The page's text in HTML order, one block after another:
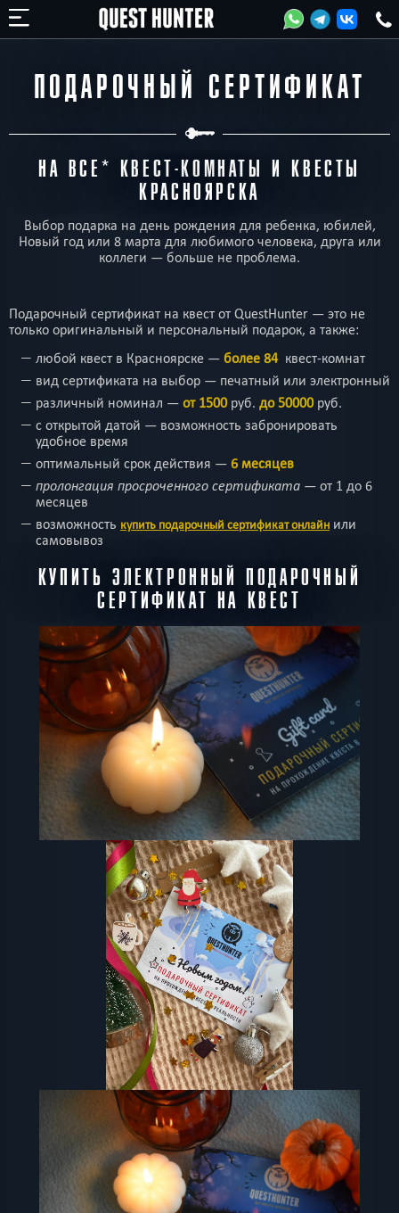
ПОДАРОЧНЫЙ СЕРТИФИКАТ
НА ВСЕ* КВЕСТ-КОМНАТЫ И КВЕСТЫ
КРАСНОЯРСКА
Выбор подарка на день рождения для ребенка, юбилей,
Новый год или 8 марта для любимого человека, друга или
коллеги — больше не проблема.
Подарочный сертификат на квест от QuestHunter — это не
только оригинальный и персональный подарок, а также:
любой квест в Красноярске — более 84 квест-комнат
вид сертификата на выбор — печатный или электронный
различный номинал — от 1500руб. до 50000руб.
с открытой датой — возможность забронировать
удобное время
оптимальный срок действия — 6 месяцев
пролонгация просроченного сертификата — от 1 до 6
месяцев
возможность купить подарочный сертификат онлайн или
самовывоз
КУПИТЬ ЭЛЕКТРОННЫЙ ПОДАРОЧНЫЙ
СЕРТИФИКАТ НА КВЕСТ